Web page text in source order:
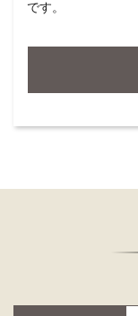
です。